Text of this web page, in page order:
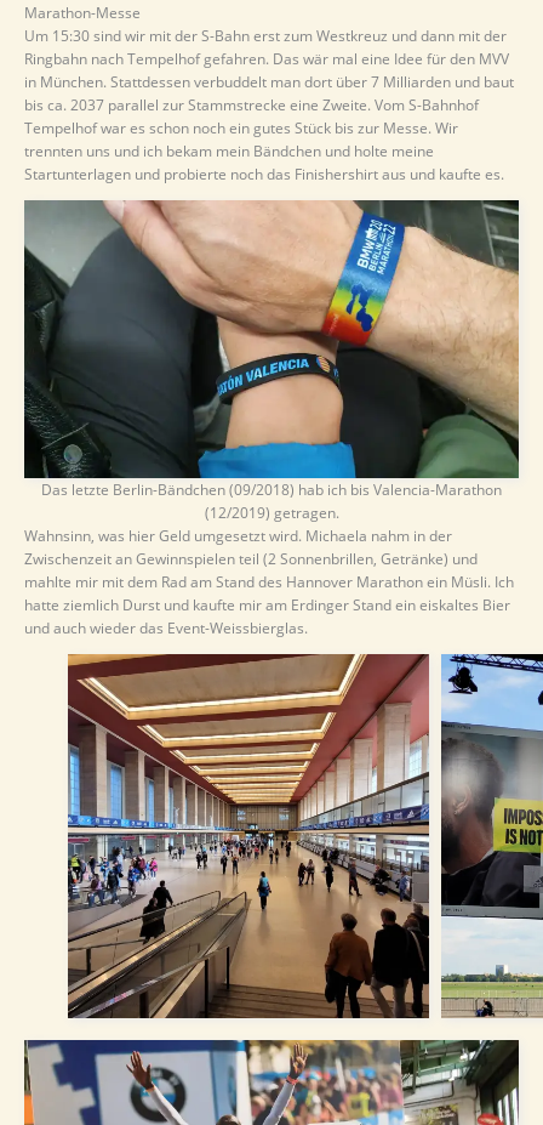
Marathon-Messe
Um 15:30 sind wir mit der S-Bahn erst zum Westkreuz und dann mit der
Ringbahn nach Tempelhof gefahren. Das wär mal eine Idee für den MVV
in München. Stattdessen verbuddelt man dort über 7 Milliarden und baut
bis ca. 2037 parallel zur Stammstrecke eine Zweite. Vom S-Bahnhof
Tempelhof war es schon noch ein gutes Stück bis zur Messe. Wir
trennten uns und ich bekam mein Bändchen und holte meine
Startunterlagen und probierte noch das Finishershirt aus und kaufte es.
Das letzte Berlin-Bändchen (09/2018) hab ich bis Valencia-Marathon
(12/2019) getragen.
Wahnsinn, was hier Geld umgesetzt wird. Michaela nahm in der
Zwischenzeit an Gewinnspielen teil (2 Sonnenbrillen, Getränke) und
mahlte mir mit dem Rad am Stand des Hannover Marathon ein Müsli. Ich
hatte ziemlich Durst und kaufte mir am Erdinger Stand ein eiskaltes Bier
und auch wieder das Event-Weissbierglas.